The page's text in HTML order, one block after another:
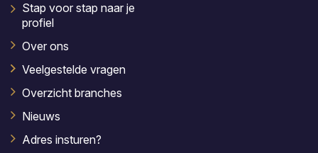
Stap voor stap naar je
profiel
Over ons
Veelgestelde vragen
Overzicht branches
Nieuws
Adres insturen?